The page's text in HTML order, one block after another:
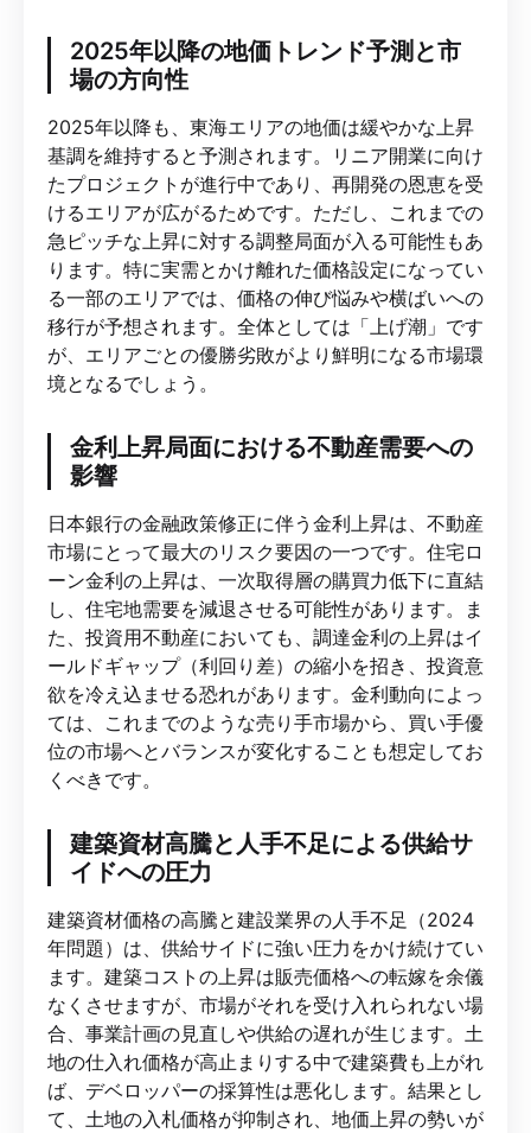
2025年以降の地価トレンド予測と市
場の方向性
2025年以降も、東海エリアの地価は緩やかな上昇
基調を維持すると予測されます。リニア開業に向け
たプロジェクトが進行中であり、再開発の恩恵を受
けるエリアが広がるためです。ただし、これまでの
急ピッチな上昇に対する調整局面が入る可能性もあ
ります。特に実需とかけ離れた価格設定になってい
る一部のエリアでは、価格の伸び悩みや横ばいへの
移行が予想されます。全体としては「上げ潮」です
が、エリアごとの優勝劣敗がより鮮明になる市場環
境となるでしょう。
金利上昇局面における不動産需要への
影響
日本銀行の金融政策修正に伴う金利上昇は、不動産
市場にとって最大のリスク要因の一つです。住宅ロ
ーン金利の上昇は、一次取得層の購買力低下に直結
し、住宅地需要を減退させる可能性があります。ま
た、投資用不動産においても、調達金利の上昇はイ
ールドギャップ（利回り差）の縮小を招き、投資意
欲を冷え込ませる恐れがあります。金利動向によっ
ては、これまでのような売り手市場から、買い手優
位の市場へとバランスが変化することも想定してお
くべきです。
建築資材高騰と人手不足による供給サ
イドへの圧力
建築資材価格の高騰と建設業界の人手不足（2024
年問題）は、供給サイドに強い圧力をかけ続けてい
ます。建築コストの上昇は販売価格への転嫁を余儀
なくさせますが、市場がそれを受け入れられない場
合、事業計画の見直しや供給の遅れが生じます。土
地の仕入れ価格が高止まりする中で建築費も上がれ
ば、デベロッパーの採算性は悪化します。結果とし
て、土地の入札価格が抑制され、地価上昇の勢いが